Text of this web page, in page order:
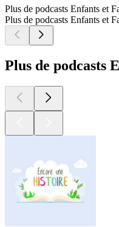
Plus de podcasts Enfants et
Plus de podcasts Enfants et
Plus de podcasts